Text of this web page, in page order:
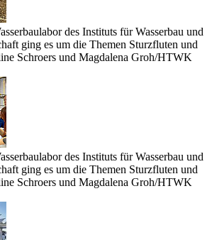
des Instituts für Wasserbau und
ging es um die Themen Sturzfluten und
Schroers und Magdalena Groh/HTWK
des Instituts für Wasserbau und
ging es um die Themen Sturzfluten und
Schroers und Magdalena Groh/HTWK